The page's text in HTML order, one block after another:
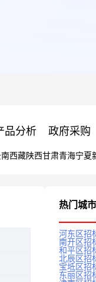
品分析 政府采购
西藏陕西甘肃青海宁夏
热门城市
河东区招
南开区招
和平区招
北辰区招
宝坻区招
东丽区招